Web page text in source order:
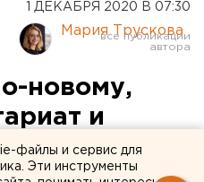
1 ДЕКАБРЯ 2020 В 07:30
Мария Трускова
новому,
и
для
в
файлы и сервис для
Эти инструменты